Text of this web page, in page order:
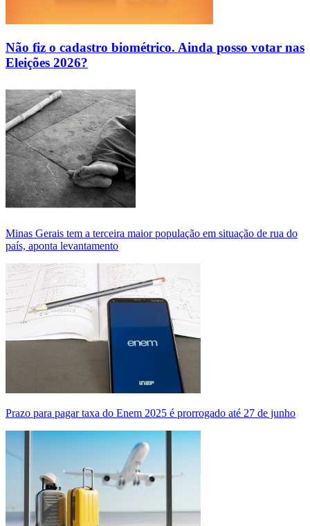
Não fiz o cadastro biométrico. Ainda posso votar nas
Eleições 2026?
Minas Gerais tem a terceira maior população em situação de rua do
país, aponta levantamento
Prazo para pagar taxa do Enem 2025 é prorrogado até 27 de junho